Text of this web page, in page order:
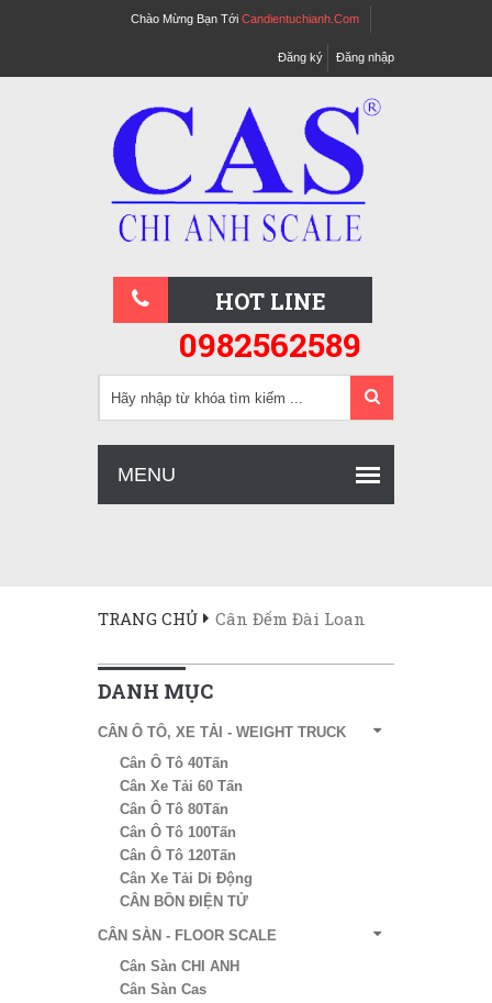
Chào Mừng Bạn Tới Candientuchianh.com
Đăng ký Đăng nhập
HOT LINE
0982562589
MENU
TRANG CHỦ Cân Đếm Đài Loan
DANH MỤC
CÂN Ô TÔ, XE TẢI - WEIGHT TRUCK
Cân Ô Tô 40Tấn
Cân Xe Tải 60 Tấn
Cân Ô Tô 80Tấn
Cân Ô Tô 100Tấn
Cân Ô Tô 120Tấn
Cân Xe Tải Di Động
CÂN BỒN ĐIỆN TỬ
CÂN SÀN - FLOOR SCALE
Cân Sàn CHI ANH
Cân Sàn Cas